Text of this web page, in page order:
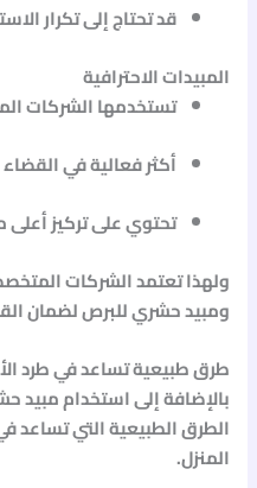
قد تحتاج إلى تكرار
المبيدات الاحترافية
تستخدمها الشركات
أكثر فعالية في
تحتوي على تركيز أعلى
ولهذا تعتمد الشركات
ومبيد حشري للبرصلضمان
طرق طبيعية تساعد في طرد
بالإضافة إلى استخداممبيد
الطرق الطبيعية التي تساعد
المنزل.